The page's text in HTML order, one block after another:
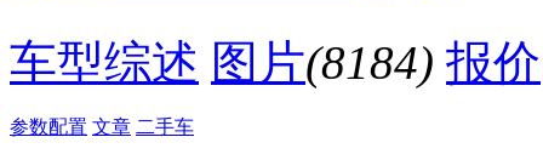
车型综述 图片(8184) 报价
参数配置 文章 二手车